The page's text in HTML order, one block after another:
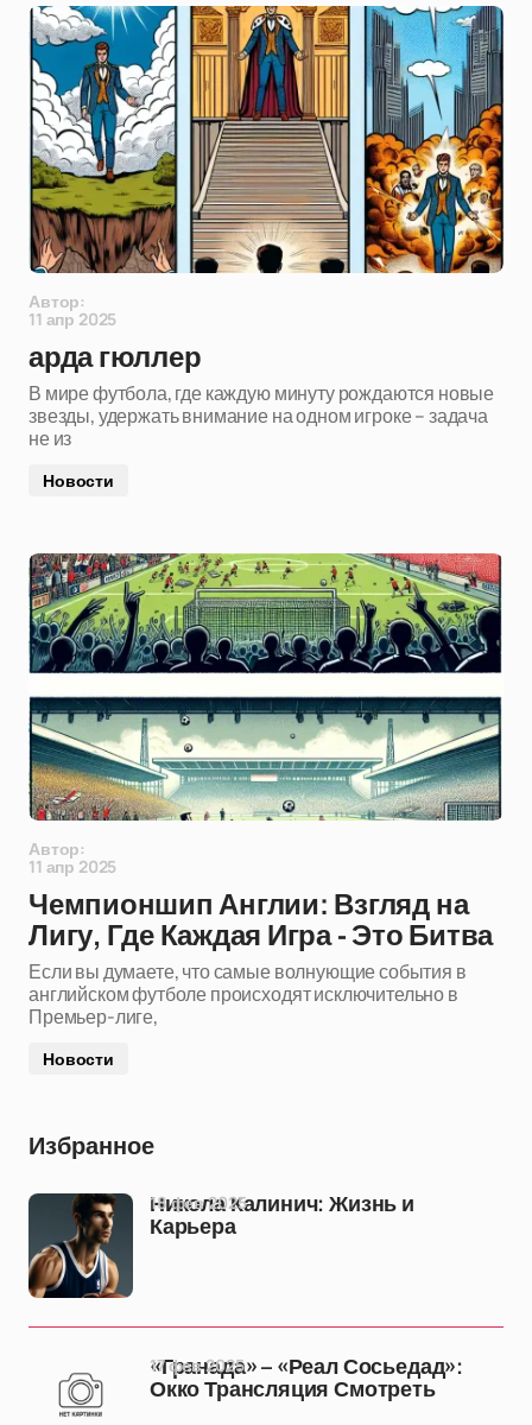
Автор:
11 апр 2025
арда гюллер
В мире футбола, где каждую минуту рождаются новые
звезды, удержать внимание на одном игроке – задача
не из
Новости
Автор:
11 апр 2025
Чемпионшип Англии: Взгляд на
Лигу, Где Каждая Игра - Это Битва
Если вы думаете, что самые волнующие события в
английском футболе происходят исключительно в
Премьер-лиге,
Новости
Избранное
Никола Калинич: Жизнь и
Карьера
18 фев 2025
«Гранада» – «Реал Сосьедад»:
Окко Трансляция Смотреть
17 фев 2025